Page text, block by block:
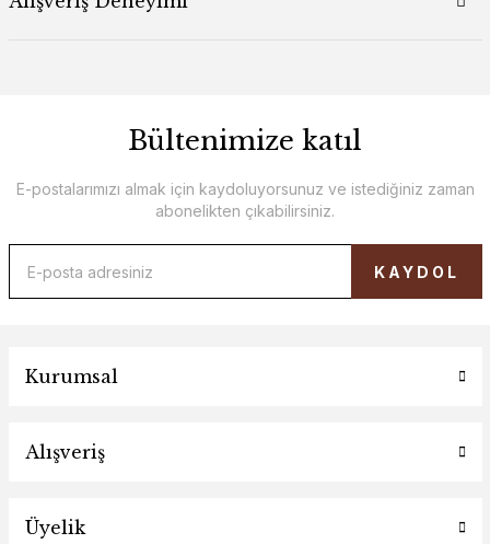
Bültenimize katıl
E-postalarımızı almak için kaydoluyorsunuz ve istediğiniz zaman
abonelikten çıkabilirsiniz.
KAYDOL
Kurumsal
Alışveriş
Üyelik